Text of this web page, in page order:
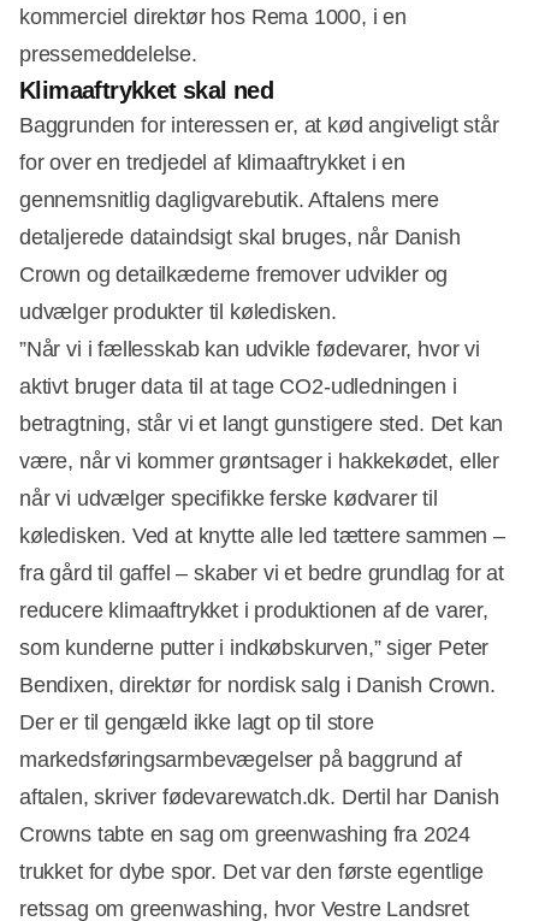
kommerciel direktør hos Rema 1000, i en
pressemeddelelse.
Klimaaftrykket skal ned
Baggrunden for interessen er, at kød angiveligt står
for over en tredjedel af klimaaftrykket i en
gennemsnitlig dagligvarebutik. Aftalens mere
detaljerede dataindsigt skal bruges, når Danish
Crown og detailkæderne fremover udvikler og
udvælger produkter til køledisken.
”Når vi i fællesskab kan udvikle fødevarer, hvor vi
aktivt bruger data til at tage CO2-udledningen i
betragtning, står vi et langt gunstigere sted. Det kan
være, når vi kommer grøntsager i hakkekødet, eller
når vi udvælger specifikke ferske kødvarer til
køledisken. Ved at knytte alle led tættere sammen –
fra gård til gaffel – skaber vi et bedre grundlag for at
reducere klimaaftrykket i produktionen af de varer,
som kunderne putter i indkøbskurven,” siger Peter
Bendixen, direktør for nordisk salg i Danish Crown.
Der er til gengæld ikke lagt op til store
markedsføringsarmbevægelser på baggrund af
aftalen, skriver fødevarewatch.dk. Dertil har Danish
Crowns tabte en sag om greenwashing fra 2024
trukket for dybe spor. Det var den første egentlige
retssag om greenwashing, hvor Vestre Landsret